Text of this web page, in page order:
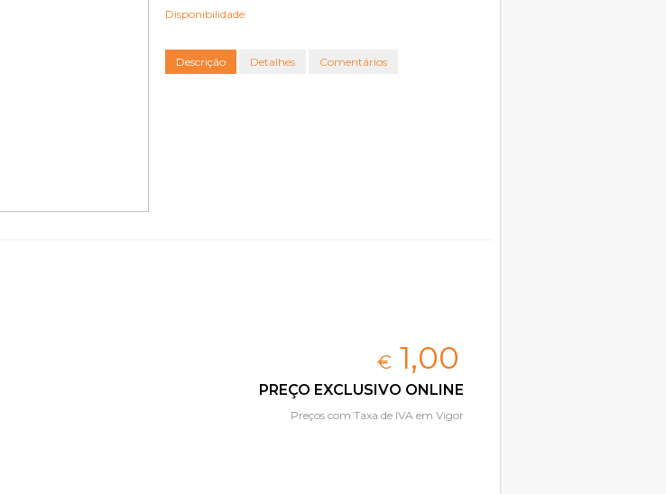
Disponibilidade:
Descrição Detalhes Comentários
€ 1,00
PREÇO EXCLUSIVO ONLINE
Preços com Taxa de IVA em Vigor